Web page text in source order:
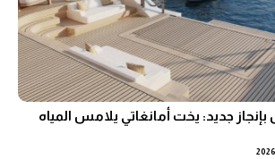
جديد: يخت أمانغاتي يلامس المياه